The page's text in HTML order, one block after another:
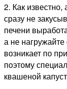
2. Как известно,
сразу не
печени
а не
возникает по
поэтому
квашеной